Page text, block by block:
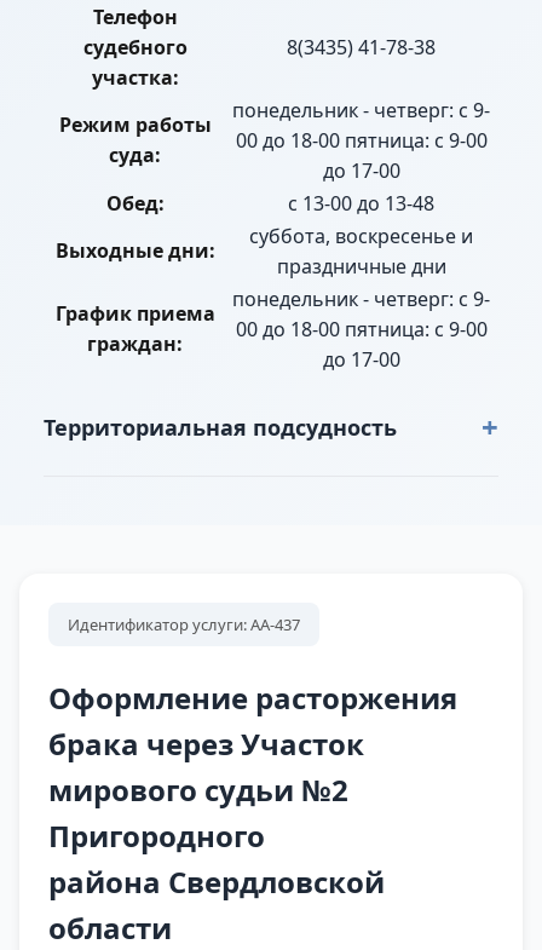
Телефон
судебного
участка:
8(3435) 41-78-38
Режим работы
суда:
понедельник - четверг: с 9-
00 до 18-00 пятница: с 9-00
до 17-00
Обед:
с 13-00 до 13-48
Выходные дни:
суббота, воскресенье и
праздничные дни
График приема
граждан:
понедельник - четверг: с 9-
00 до 18-00 пятница: с 9-00
до 17-00
Территориальная подсудность +
Братчиково, п. Висим, п. Горноуральский, п.
Северка, п. Синегорский, п. Черноисточинск, с.
Б. Галашки, с. Б. Лая, с. Балакино, с. Лая, с. М.
Лая, с. Покровское, СК "Весна", СНТ "Витязь",
СНТ "Импульс", СНТ "Сельхозтехника", СНТ
"Белая Ватиха", СНТ КС №13 ОАО НТМК, СНТ КС
№16, СПК №11 ГПО "УВЗ", СПК №12 ГПО "УВЗ",
СПК №18 ГПО "УВЗ", СПК №19 ГПО "УВЗ" СПК
Идентификатор услуги: АА-437
Оформление расторжения
брака через Участок
мирового судьи №2
Пригородного
района Свердловской
области